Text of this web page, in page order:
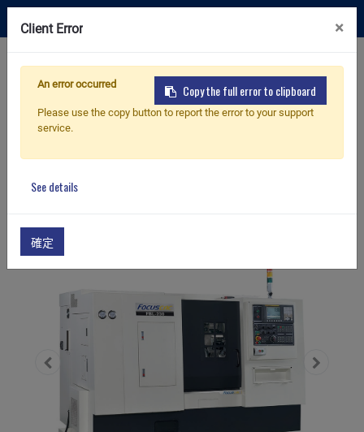
聯絡我們
FBL-230/MC/200L硬軌系列
Client Error ×
Copy the full error to clipboard
An error occurred
Please use the copy button to report the error to your support
service.
See details
確定